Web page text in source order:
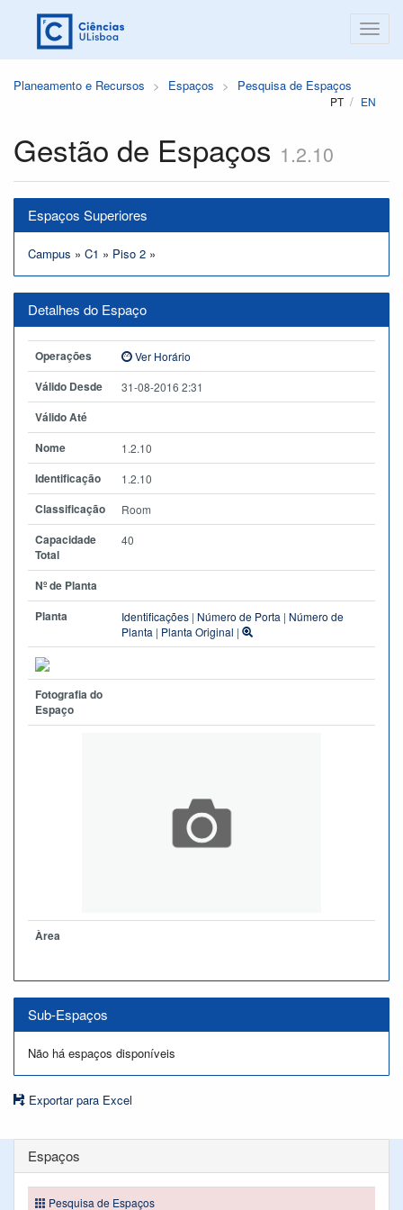
Planeamento e Recursos Espaços Pesquisa de Espaços
PT EN
Gestão de Espaços 1.2.10
Espaços Superiores
Campus » C1 » Piso 2 »
Detalhes do Espaço
Operações Ver Horário
Válido Desde 31-08-2016 2:31
Válido Até
Nome
1.2.10
Identificação 1.2.10
Classificação Room
Capacidade
Total
40
Nº de Planta
Planta
Identificações | Número de Porta | Número de
Planta | Planta Original |
Fotografia do
Espaço
Àrea
Sub-Espaços
Não há espaços disponíveis
Exportar para Excel
Espaços
Pesquisa de Espaços